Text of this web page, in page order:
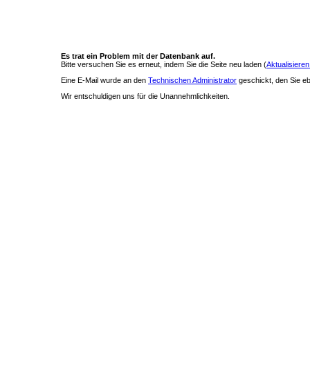
Es trat ein Problem mit der Datenbank auf.
Bitte versuchen Sie es erneut, indem Sie die Seite neu laden (
Eine E-Mail wurde an den Technischen Administrator geschickt, den Sie
Wir entschuldigen uns für die Unannehmlichkeiten.